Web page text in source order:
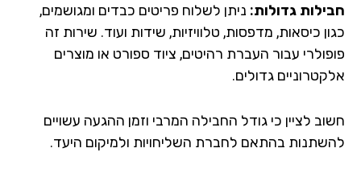
גדולות:ניתן לשלוח פריטים כבדים ומגושמים,
כיסאות, מדפסות, טלוויזיות, שידות ועוד. שירות זה
עבור העברת רהיטים, ציוד ספורט או מוצרים
גדולים.
לציין כי גודל החבילה המרבי וזמן ההגעה עשויים
בהתאם לחברת השליחויות ולמיקום היעד.